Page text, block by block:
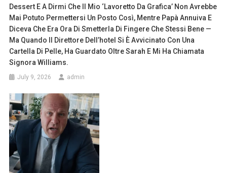
Dessert E A Dirmi Che Il Mio ‘lavoretto Da Grafica’ Non Avrebbe
Mai Potuto Permettersi Un Posto Così, Mentre Papà Annuiva E
Diceva Che Era Ora Di Smetterla Di Fingere Che Stessi Bene —
Ma Quando Il Direttore Dell’hotel Si È Avvicinato Con Una
Cartella Di Pelle, Ha Guardato Oltre Sarah E Mi Ha Chiamata
Signora Williams.
July 9, 2026 admin